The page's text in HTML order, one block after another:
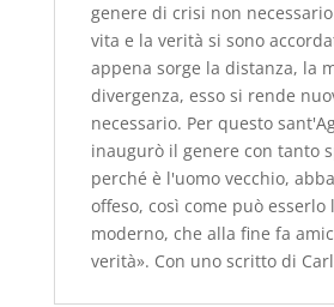
genere di crisi non
vita e la verità si sono
appena sorge la distanza, la
divergenza, esso si rende
necessario. Per questo
inaugurò il genere con tanto
perché è l'uomo vecchio,
offeso, così come può esserlo
moderno, che alla fine fa
verità». Con uno scritto di